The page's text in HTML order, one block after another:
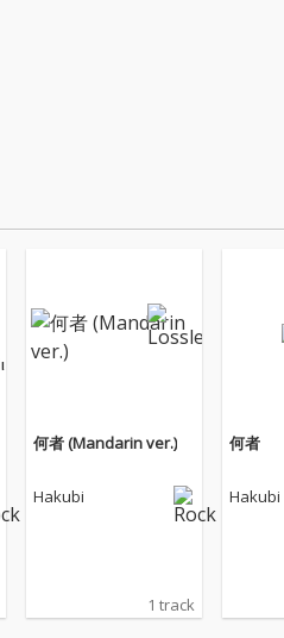
何者 (Mandarin ver.)
Hakubi
1 track
何者
Hakubi